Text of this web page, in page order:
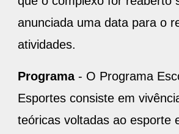
anunciada uma data para o
atividades.
Programa - O Programa
Esportes consiste em
teóricas voltadas ao esporte